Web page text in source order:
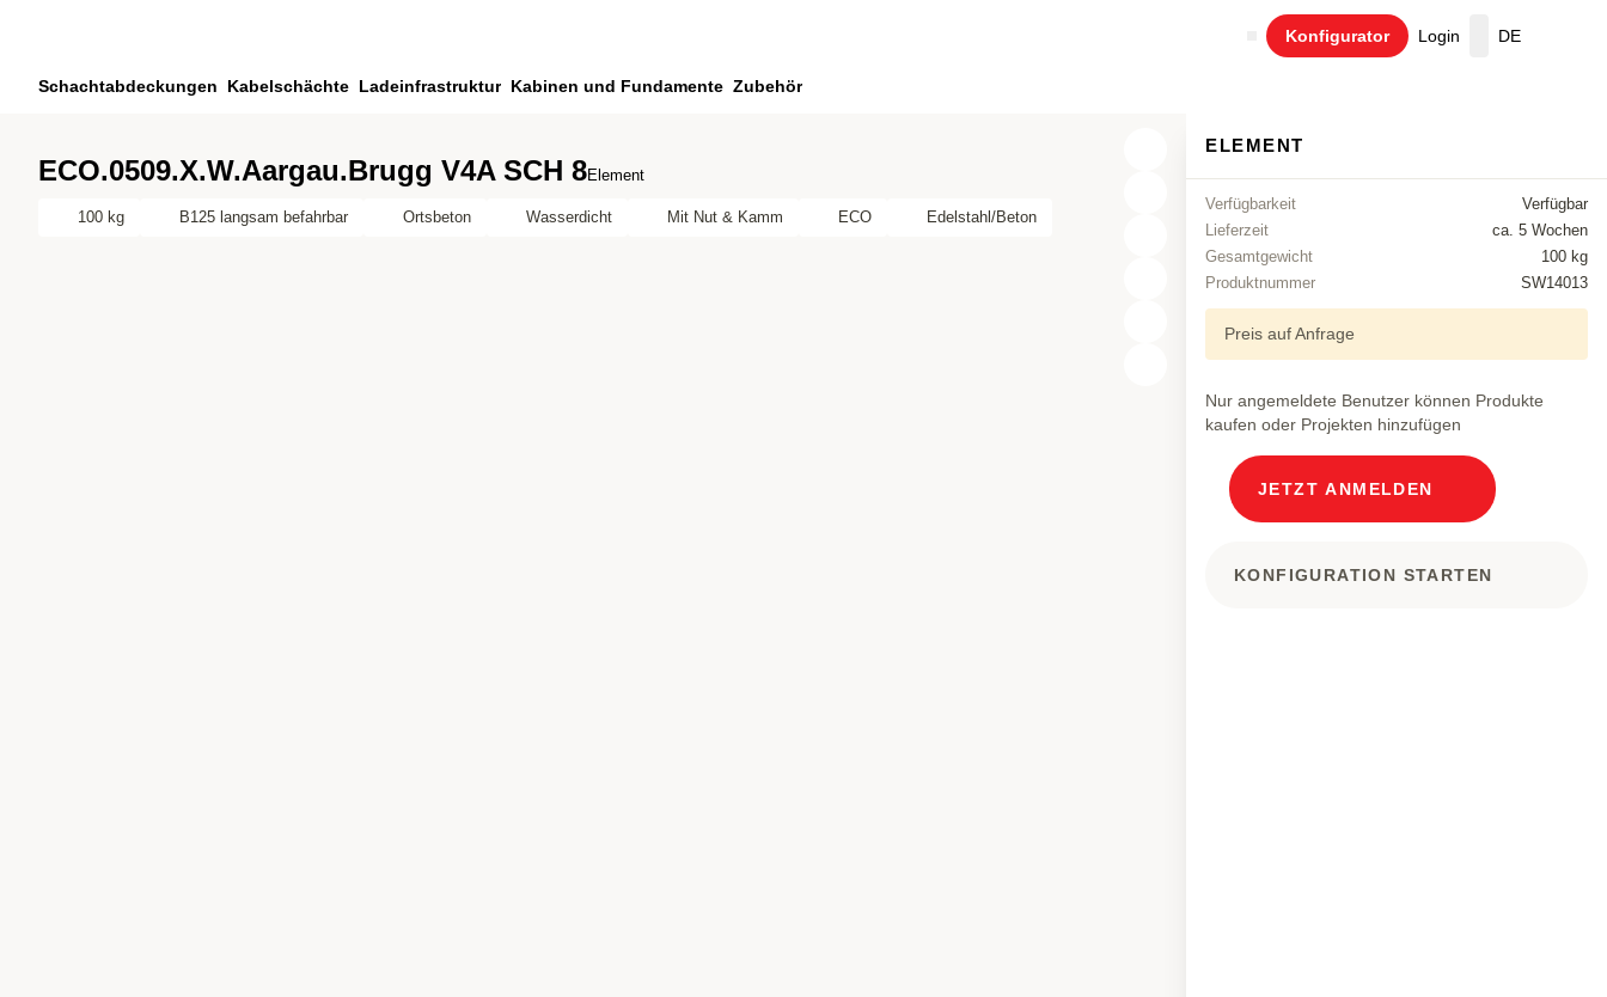
Zu ihrem Konto springen
Schachtabdeckungen Kabelschächte Ladeinfrastruktur Kabinen und Fundamente Zubehör
Konfigurator Login
Warenkorb
DE
Element
ECO.0509.X.W.Aargau.Brugg V4A SCH 8
100 kg B125 langsam befahrbar Ortsbeton Wasserdicht Mit Nut & Kamm ECO Edelstahl/Beton
ELEMENT
Verfügbarkeit
Verfügbar
Lieferzeit
ca. 5 Wochen
Gesamtgewicht
100 kg
Produktnummer
SW14013
Preis auf Anfrage
Nur angemeldete Benutzer können Produkte
kaufen oder Projekten hinzufügen
JETZT ANMELDEN
KONFIGURATION STARTEN